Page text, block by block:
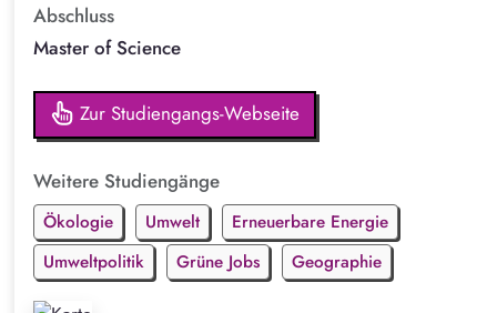
Abschluss
Master of Science
Zur Studiengangs-Webseite
Weitere Studiengänge
Ökologie Umwelt
Erneuerbare Energie
Umweltpolitik
Grüne Jobs Geographie